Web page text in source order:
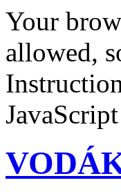
Your
allowed,